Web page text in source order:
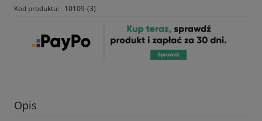
Kod produktu:
10109-(3)
Opis